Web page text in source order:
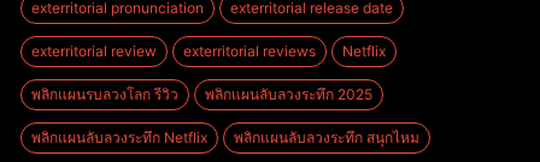
exterritorial pronunciation exterritorial release date
exterritorial review exterritorial reviews Netflix
พลิกแผนรบลวงโลก รีวิว พลิกแผนลับลวงระทึก 2025
พลิกแผนลับลวงระทึก Netflix พลิกแผนลับลวงระทึก สนุกไหม